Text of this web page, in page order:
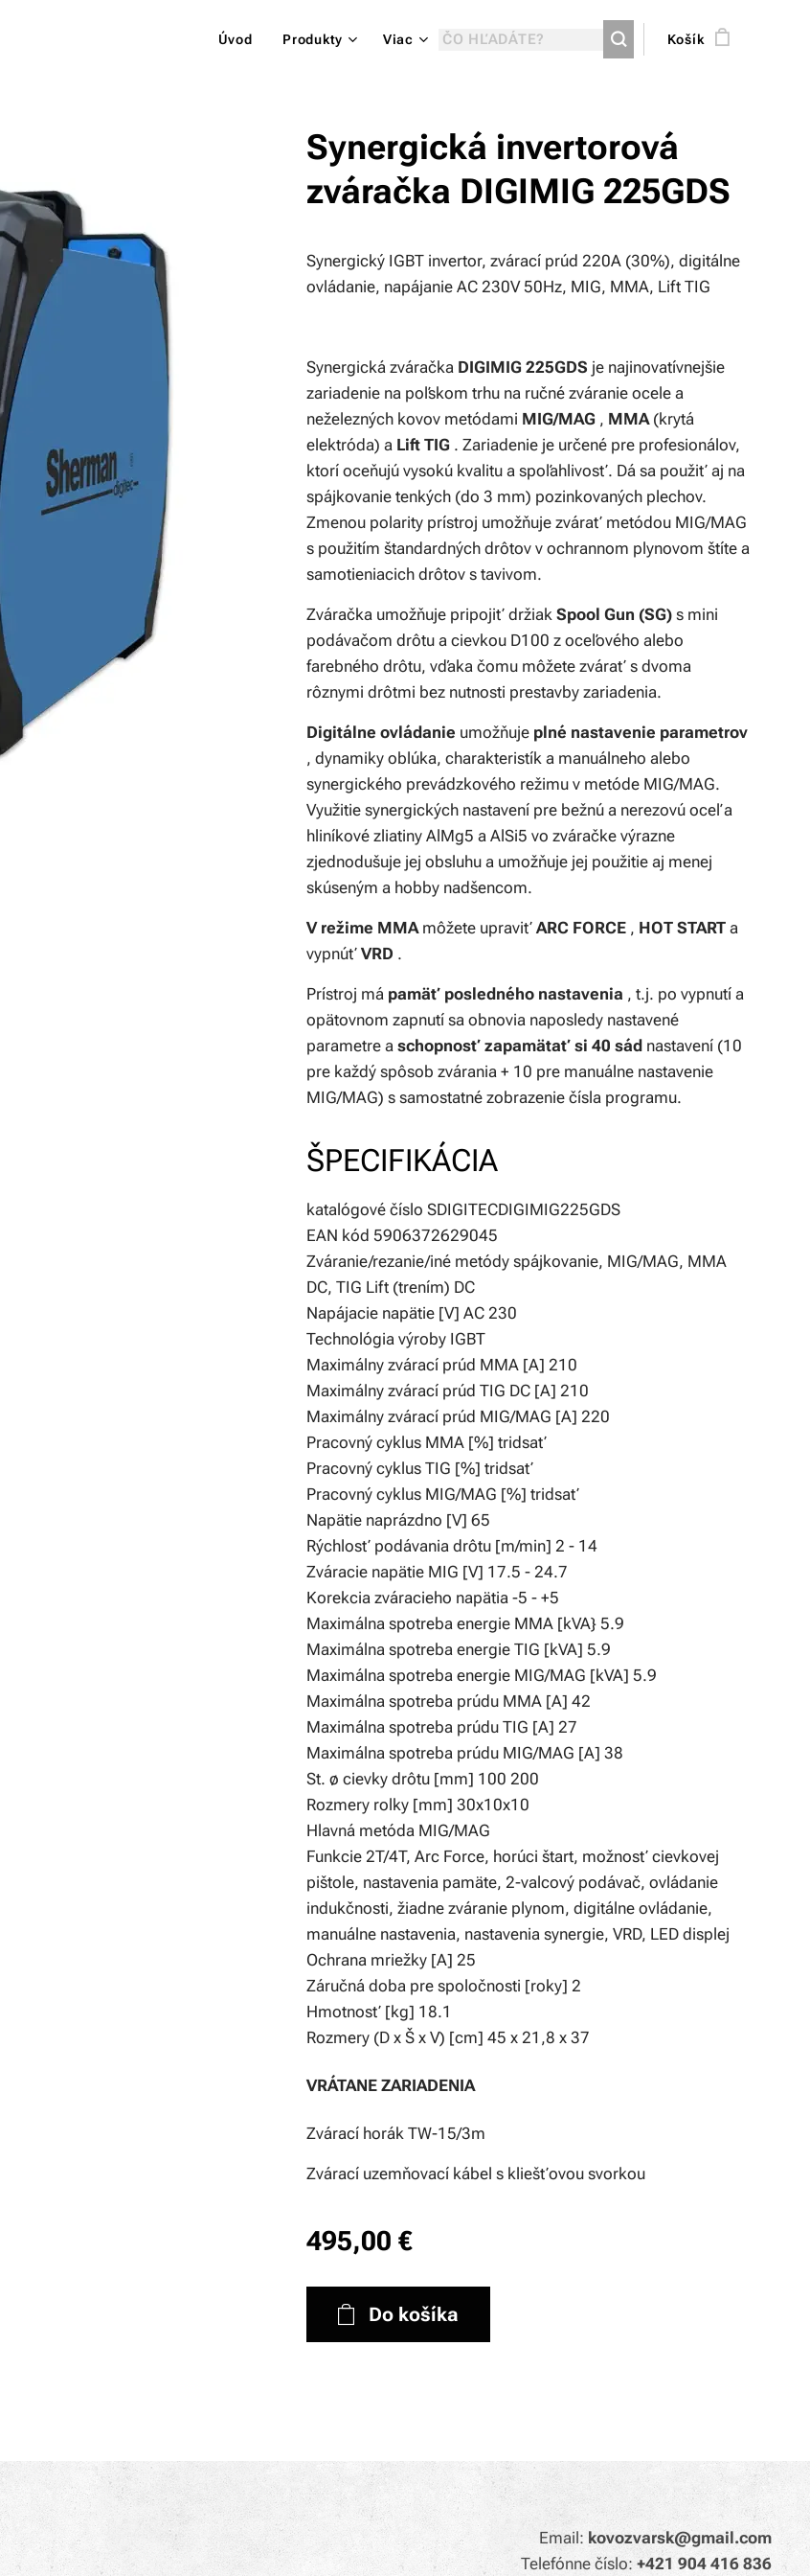
Úvod Produkty Viac Košík
Synergická invertorová
zváračka DIGIMIG 225GDS
Synergický IGBT invertor, zvárací prúd 220A (30%), digitálne
ovládanie, napájanie AC 230V 50Hz, MIG, MMA, Lift TIG
Synergická zváračka DIGIMIG 225GDS je najinovatívnejšie
zariadenie na poľskom trhu na ručné zváranie ocele a
neželezných kovov metódami MIG/MAG , MMA(krytá
elektróda) ​​a Lift TIG . Zariadenie je určené pre profesionálov,
ktorí oceňujú vysokú kvalitu a spoľahlivosť. Dá sa použiť aj na
spájkovanie tenkých (do 3 mm) pozinkovaných plechov.
Zmenou polarity prístroj umožňuje zvárať metódou MIG/MAG
s použitím štandardných drôtov v ochrannom plynovom štíte a
samotieniacich drôtov s tavivom.
Zváračka umožňuje pripojiť držiakSpool Gun (SG) s mini
podávačom drôtu a cievkou D100 z oceľového alebo
farebného drôtu, vďaka čomu môžete zvárať s dvoma
rôznymi drôtmi bez nutnosti prestavby zariadenia.
Digitálne ovládanie umožňuje plné nastavenie parametrov
, dynamiky oblúka, charakteristík a manuálneho alebo
synergického prevádzkového režimu v metóde MIG/MAG.
Využitie synergických nastavení pre bežnú a nerezovú oceľ a
hliníkové zliatiny AlMg5 a AlSi5 vo zváračke výrazne
zjednodušuje jej obsluhu a umožňuje jej použitie aj menej
skúseným a hobby nadšencom.
V režime MMAmôžete upraviťARC FORCE , HOT START a
vypnúťVRD .
Prístroj má pamäť posledného nastavenia , t.j. po vypnutí a
opätovnom zapnutí sa obnovia naposledy nastavené
parametre aschopnosť zapamätať si 40 sád nastavení (10
pre každý spôsob zvárania + 10 pre manuálne nastavenie
MIG/MAG) s samostatné zobrazenie čísla programu.
ŠPECIFIKÁCIA
katalógové číslo SDIGITECDIGIMIG225GDS
EAN kód 5906372629045
Zváranie/rezanie/iné metódy spájkovanie, MIG/MAG, MMA
DC, TIG Lift (trením) DC
Napájacie napätie [V] AC 230
Technológia výroby IGBT
Maximálny zvárací prúd MMA [A] 210
Maximálny zvárací prúd TIG DC [A] 210
Maximálny zvárací prúd MIG/MAG [A] 220
Pracovný cyklus MMA [%] tridsať
Pracovný cyklus TIG [%] tridsať
Pracovný cyklus MIG/MAG [%] tridsať
Napätie naprázdno [V] 65
Rýchlosť podávania drôtu [m/min] 2 - 14
Zváracie napätie MIG [V] 17.5 - 24.7
Korekcia zváracieho napätia -5 - +5
Maximálna spotreba energie MMA [kVA} 5.9
Maximálna spotreba energie TIG [kVA] 5.9
Maximálna spotreba energie MIG/MAG [kVA] 5.9
Maximálna spotreba prúdu MMA [A] 42
Maximálna spotreba prúdu TIG [A] 27
Maximálna spotreba prúdu MIG/MAG [A] 38
St. ø cievky drôtu [mm] 100 200
Rozmery rolky [mm] 30x10x10
Hlavná metóda MIG/MAG
Funkcie 2T/4T, Arc Force, horúci štart, možnosť cievkovej
pištole, nastavenia pamäte, 2-valcový podávač, ovládanie
indukčnosti, žiadne zváranie plynom, digitálne ovládanie,
manuálne nastavenia, nastavenia synergie, VRD, LED displej
Ochrana mriežky [A] 25
Záručná doba pre spoločnosti [roky] 2
Hmotnosť [kg] 18.1
Rozmery (D x Š x V) [cm] 45 x 21,8 x 37
VRÁTANE ZARIADENIA
Zvárací horák TW-15/3m
Zvárací uzemňovací kábel s kliešťovou svorkou
495,00 €
Do košíka
Email: kovozvarsk@gmail.com
Telefónne číslo: +421 904 416 836